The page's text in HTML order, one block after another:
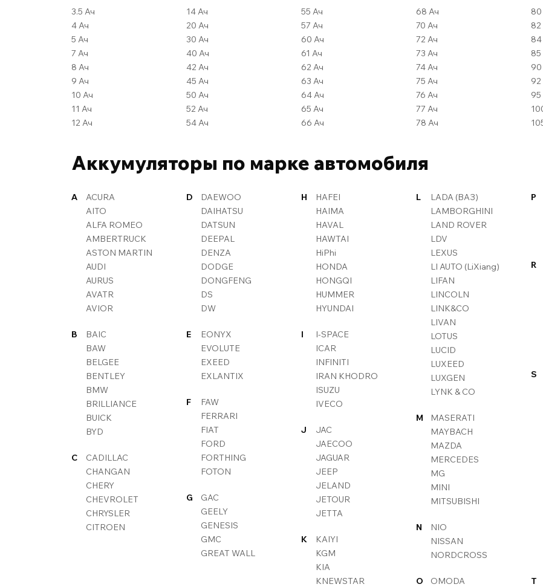
3.5 Ач
4 Ач
5 Ач
7 Ач
8 Ач
9 Ач
10 Ач
11 Ач
12 Ач
14 Ач
20 Ач
30 Ач
40 Ач
42 Ач
45 Ач
50 Ач
52 Ач
54 Ач
55 Ач
57 Ач
60 Ач
61 Ач
62 Ач
63 Ач
64 Ач
65 Ач
66 Ач
68 Ач
70 Ач
72 Ач
73 Ач
74 Ач
75 Ач
76 Ач
77 Ач
78 Ач
Аккумуляторы по марке автомобиля
A
ACURA
AITO
ALFA ROMEO
AMBERTRUCK
ASTON MARTIN
AUDI
AURUS
AVATR
AVIOR
B
BAIC
BAW
BELGEE
BENTLEY
BMW
BRILLIANCE
BUICK
BYD
C
CADILLAC
CHANGAN
CHERY
CHEVROLET
CHRYSLER
CITROEN
D
DAEWOO
DAIHATSU
DATSUN
DEEPAL
DENZA
DODGE
DONGFENG
DS
DW
E
EONYX
EVOLUTE
EXEED
EXLANTIX
F
FAW
FERRARI
FIAT
FORD
FORTHING
FOTON
G
GAC
GEELY
GENESIS
GMC
GREAT WALL
H
HAFEI
HAIMA
HAVAL
HAWTAI
HiPhi
HONDA
HONGQI
HUMMER
HYUNDAI
I
I-SPACE
ICAR
INFINITI
IRAN KHODRO
ISUZU
IVECO
J
JAC
JAECOO
JAGUAR
JEEP
JELAND
JETOUR
JETTA
K
KAIYI
KGM
KIA
KNEWSTAR
L
LADA (ВАЗ)
LAMBORGHINI
LAND ROVER
LDV
LEXUS
LI AUTO (LiXiang)
LIFAN
LINCOLN
LINK&CO
LIVAN
LOTUS
LUCID
LUXEED
LUXGEN
LYNK & CO
M
MASERATI
MAYBACH
MAZDA
MERCEDES
MG
MINI
MITSUBISHI
N
NIO
NISSAN
NORDCROSS
O
OMODA
P
R
S
T